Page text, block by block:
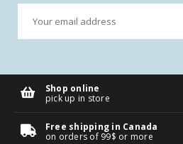
Shop online
pick up in store
Free shipping in Canada
on orders of 99$ or more